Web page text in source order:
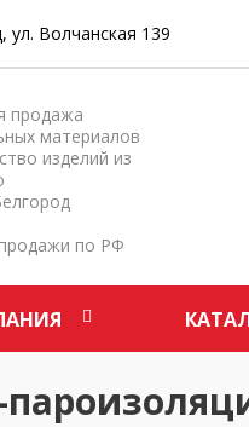
ул. Волчанская 139
продажа
материалов
изделий из
по РФ